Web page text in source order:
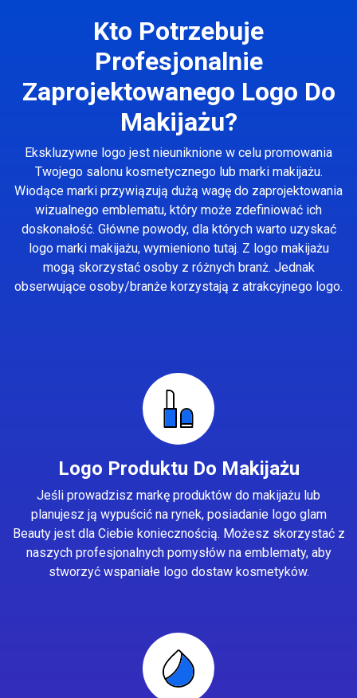
Kto Potrzebuje
Profesjonalnie
Zaprojektowanego Logo Do
Makijażu?
Ekskluzywne logo jest nieuniknione w celu promowania
Twojego salonu kosmetycznego lub marki makijażu.
Wiodące marki przywiązują dużą wagę do zaprojektowania
wizualnego emblematu, który może zdefiniować ich
doskonałość. Główne powody, dla których warto uzyskać
logo marki makijażu, wymieniono tutaj. Z logo makijażu
mogą skorzystać osoby z różnych branż. Jednak
obserwujące osoby/branże korzystają z atrakcyjnego logo.
Logo Produktu Do Makijażu
Jeśli prowadzisz markę produktów do makijażu lub
planujesz ją wypuścić na rynek, posiadanie logo glam
Beauty jest dla Ciebie koniecznością. Możesz skorzystać z
naszych profesjonalnych pomysłów na emblematy, aby
stworzyć wspaniałe logo dostaw kosmetyków.